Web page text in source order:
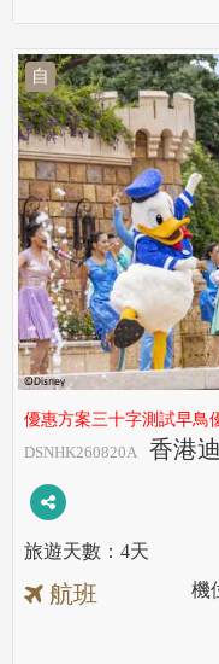
自
優惠方案三十字測試早鳥
DSNHK260820A
香港
4天
航班 機